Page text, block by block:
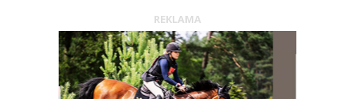
REKLAMA